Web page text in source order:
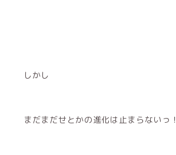
しかし
まだまだせとかの進化は止まらないっ！